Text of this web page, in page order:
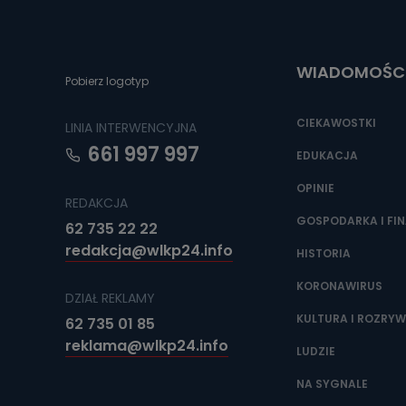
Jakie
źródeł
adres
Jak
Pobierz logotyp
LINIA INTERWENCYJNA
661 997 997
REDAKCJA
62 735 22 22
redakcja@wlkp24.info
DZIAŁ REKLAMY
62 735 01 85
reklama@wlkp24.info
CIEKAWOSTKI
EDUKACJA
OPINIE
GOSPODARKA I
HISTORIA
KORONAWIRUS
KULTURA I
LUDZIE
NA SYGNALE